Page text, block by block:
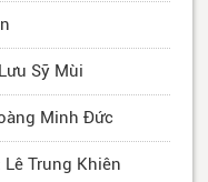
Sỹ Mùi
Minh Đức
Trung Khiên